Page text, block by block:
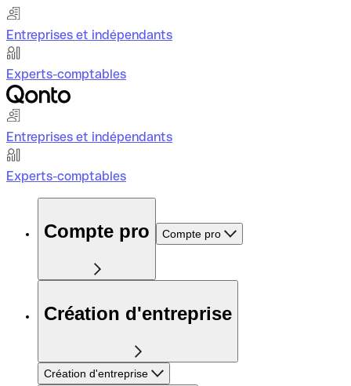
Entreprises et indépendants
Experts-comptables
Entreprises et indépendants
Experts-comptables
Compte pro Compte pro
Création d'entreprise
Création d'entreprise